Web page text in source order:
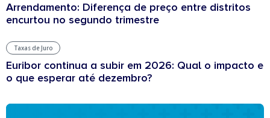
Arrendamento: Diferença de preço entre distritos
encurtou no segundo trimestre
Taxas de Juro
Euribor continua a subir em 2026: Qual o impacto e
o que esperar até dezembro?